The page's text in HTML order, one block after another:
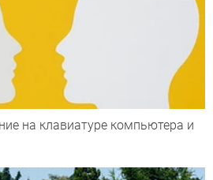
на клавиатуре компьютера и